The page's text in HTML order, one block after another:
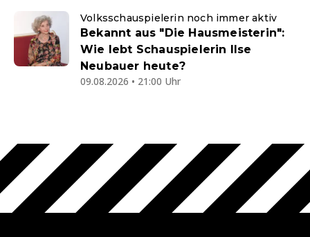
Volksschauspielerin noch immer aktiv
Bekannt aus "Die Hausmeisterin":
Wie lebt Schauspielerin Ilse
Neubauer heute?
09.08.2026 • 21:00 Uhr